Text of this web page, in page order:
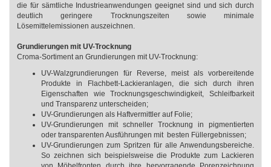
die für sämtliche Industrieanwendungen geeignet sind und sich durch
deutlich geringere Trocknungszeiten sowie minimale
Lösemittelemissionen auszeichnen.
Grundierungen mit UV-Trocknung
Croma-Sortiment an Grundierungen mit UV-Trocknung:
UV-Walzgrundierungen für Reverse, meist als vorbereitende
Produkte in Flachbett-Lackieranlagen, die sich durch ihren
Eigenschaften wie Trocknungsgeschwindigkeit, Schleifbarkeit
und Transparenz unterscheiden;
UV-Grundierungen als Haftvermittler auf Folie;
UV-Grundierungen mit schneller Trocknung in pigmentierten
oder transparenten Ausführungen mit besten Füllergebnissen;
UV-Grundierungen zum Spritzen für alle Anwendungsbereiche.
So zeichnen sich beispielsweise die Produkte zum Lackieren